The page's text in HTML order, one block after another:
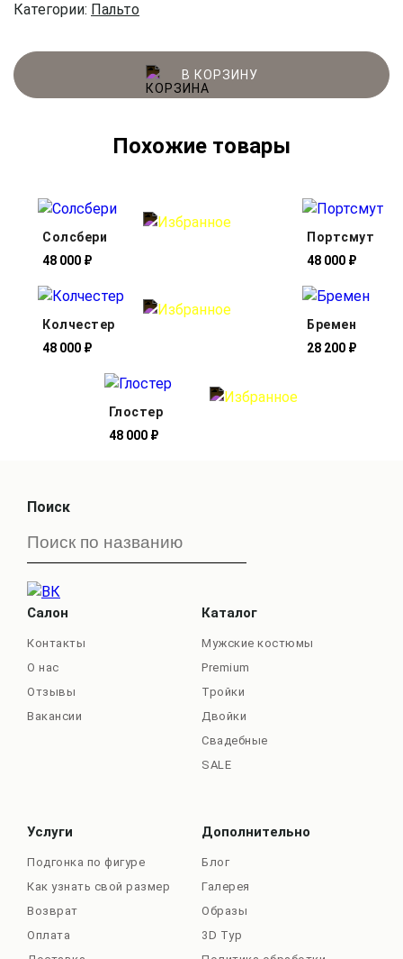
Категории: Пальто
В КОРЗИНУ
Похожие товары
Солсбери
48 000 ₽
Портсмут
48 000 ₽
Колчестер
48 000 ₽
Бремен
28 200 ₽
Глостер
48 000 ₽
Поиск
Салон
Контакты
О нас
Отзывы
Вакансии
Каталог
Мужские костюмы
Premium
Тройки
Двойки
Свадебные
SALE
Услуги
Подгонка по фигуре
Как узнать свой размер
Возврат
Оплата
Дополнительно
Блог
Галерея
Образы
3D Тур